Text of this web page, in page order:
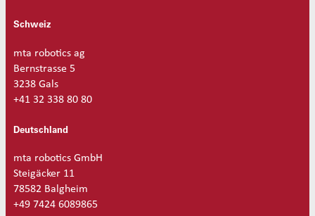
Schweiz
mta robotics ag
Bernstrasse 5
3238 Gals
+41 32 338 80 80
Deutschland
mta robotics GmbH
Steigäcker 11
78582 Balgheim
+49 7424 6089865